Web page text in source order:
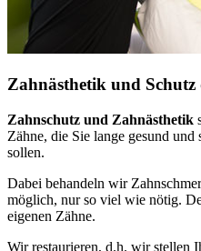
Zahnästhetik und Schutz
Zahnschutz und Zahnästhetik
Zähne, die Sie lange gesund
sollen.
Dabei behandeln wir
möglich, nur so viel wie nötig.
eigenen Zähne.
Wir restaurieren, d.h. wir stellen